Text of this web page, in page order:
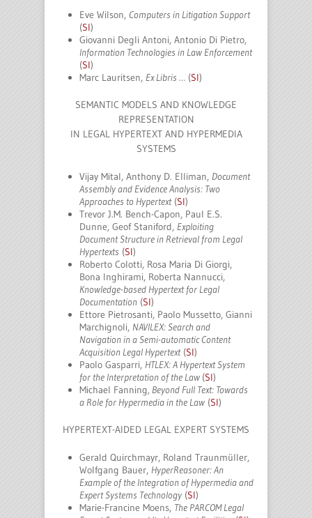
Eve Wilson, Computers in Litigation Support
(SI)
Giovanni Degli Antoni, Antonio Di Pietro,
Information Technologies in Law Enforcement
(SI)
Marc Lauritsen, Ex Libris … (SI)
SEMANTIC MODELS AND KNOWLEDGE
REPRESENTATION
IN LEGAL HYPERTEXT AND HYPERMEDIA
SYSTEMS
Vijay Mital, Anthony D. Elliman, Document
Assembly and Evidence Analysis: Two
Approaches to Hypertext(SI)
Trevor J.M. Bench-Capon, Paul E.S.
Dunne, Geof Staniford, Exploiting
Document Structure in Retrieval from Legal
Hypertexts (SI)
Roberto Colotti, Rosa Maria Di Giorgi,
Bona Inghirami, Roberta Nannucci,
Knowledge-based Hypertext for Legal
Documentation (SI)
Ettore Pietrosanti, Paolo Mussetto, Gianni
Marchignoli, NAVILEX: Search and
Navigation in a Semi-automatic Content
Acquisition Legal Hypertext(SI)
Paolo Gasparri, HTLEX: A Hypertext System
for the Interpretation of the Law (SI)
Michael Fanning, Beyond Full Text: Towards
a Role for Hypermedia in the Law (SI)
HYPERTEXT-AIDED LEGAL EXPERT SYSTEMS
Gerald Quirchmayr, Roland Traunmüller,
Wolfgang Bauer, HyperReasoner: An
Example of the Integration of Hypermedia and
Expert Systems Technology (SI)
Marie-Francine Moens, The PARCOM Legal